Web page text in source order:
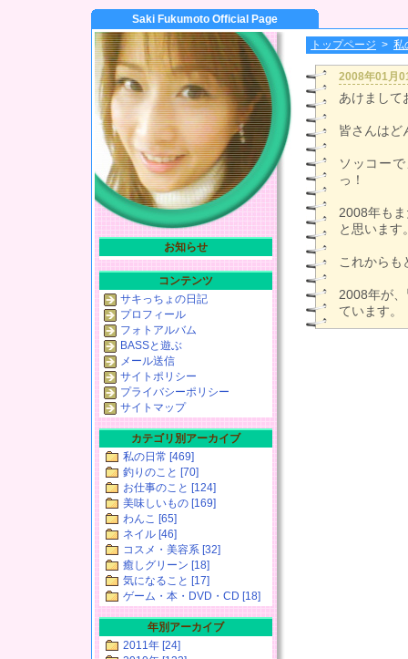
Saki Fukumoto Official Page
トップページ > 私
2008年01月
あけまして
皆さんはど
ソッコー
っ！
2008年も
と思います
これからも
2008年が
ています。
お知らせ
コンテンツ
サキっちょの日記
プロフィール
フォトアルバム
BASSと遊ぶ
メール送信
サイトポリシー
プライバシーポリシー
サイトマップ
カテゴリ別アーカイブ
私の日常 [469]
釣りのこと [70]
お仕事のこと [124]
美味しいもの [169]
わんこ [65]
ネイル [46]
コスメ・美容系 [32]
癒しグリーン [18]
気になること [17]
ゲーム・本・DVD・CD [18]
年別アーカイブ
2011年 [24]